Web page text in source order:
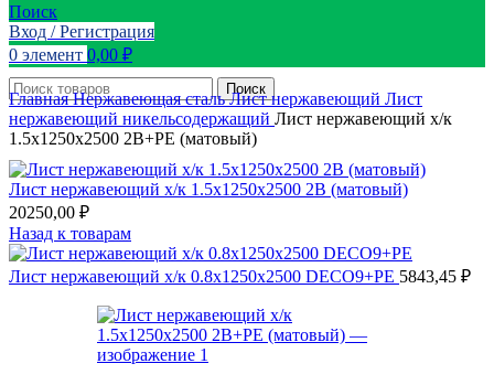
Поиск
Вход / Регистрация
0 элемент 0,00 ₽
Поиск
ГлавнаяНержавеющая стальЛист нержавеющий Лист
нержавеющий никельсодержащий Лист нержавеющий х/к
1.5х1250х2500 2B+PE (матовый)
Лист нержавеющий х/к 1.5х1250х2500 2B (матовый)
20250,00 ₽
Назад к товарам
Лист нержавеющий х/к 0.8х1250х2500 DECO9+PE 5843,45 ₽